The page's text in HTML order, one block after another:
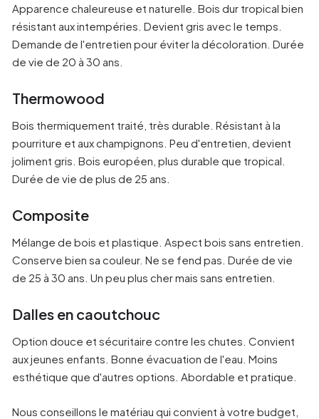
Apparence chaleureuse et naturelle. Bois dur tropical bien
résistant aux intempéries. Devient gris avec le temps.
Demande de l'entretien pour éviter la décoloration. Durée
de vie de 20 à 30 ans.
Thermowood
Bois thermiquement traité, très durable. Résistant à la
pourriture et aux champignons. Peu d'entretien, devient
joliment gris. Bois européen, plus durable que tropical.
Durée de vie de plus de 25 ans.
Composite
Mélange de bois et plastique. Aspect bois sans entretien.
Conserve bien sa couleur. Ne se fend pas. Durée de vie
de 25 à 30 ans. Un peu plus cher mais sans entretien.
Dalles en caoutchouc
Option douce et sécuritaire contre les chutes. Convient
aux jeunes enfants. Bonne évacuation de l'eau. Moins
esthétique que d'autres options. Abordable et pratique.
Nous conseillons le matériau qui convient à votre budget,